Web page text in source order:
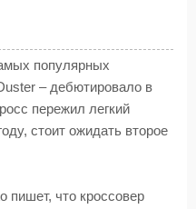
популярных
– дебютировало в
пережил легкий
стоит ожидать второе
пишет, что кроссовер